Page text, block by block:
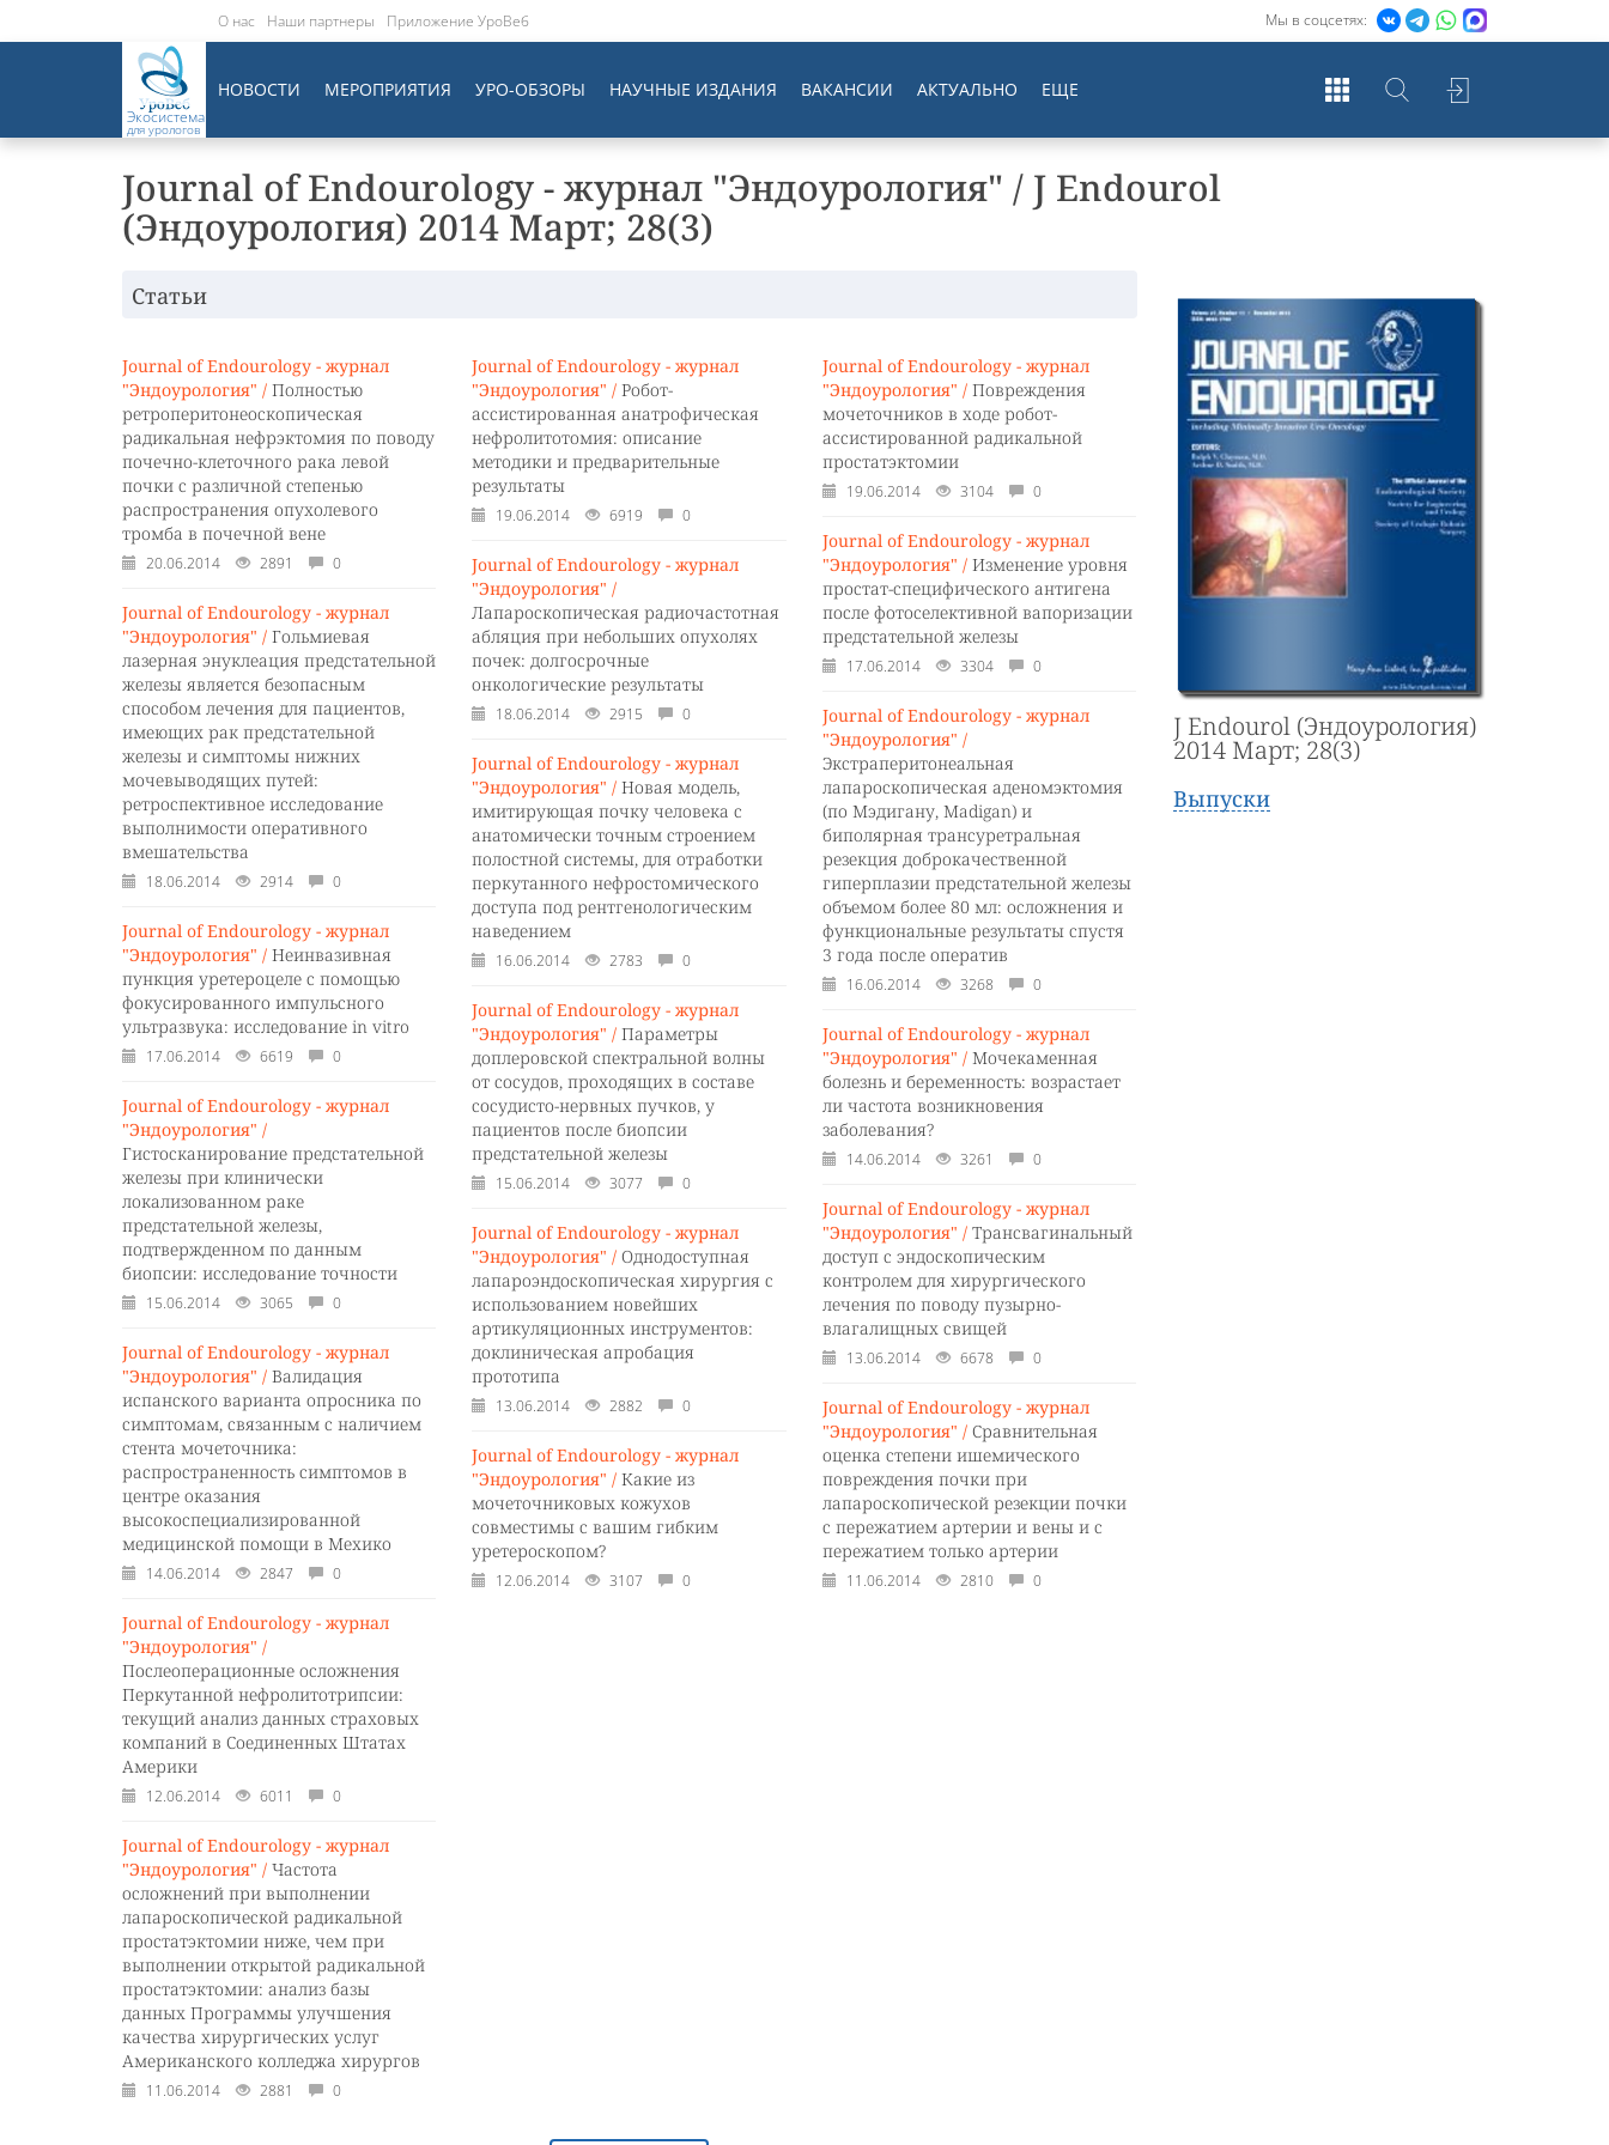
Мы в соцсетях:
О нас Наши партнеры Приложение УроВеб
Экосистема
для урологов
НОВОСТИ МЕРОПРИЯТИЯ УРО-ОБЗОРЫ НАУЧНЫЕ ИЗДАНИЯ ВАКАНСИИ АКТУАЛЬНО ЕЩЕ
Journal of Endourology - журнал "Эндоурология" / J Endourol
(Эндоурология) 2014 Март; 28(3)
Статьи
Journal of Endourology - журнал
"Эндоурология" / Полностью
ретроперитонеоскопическая
радикальная нефрэктомия по поводу
почечно-клеточного рака левой
почки с различной степенью
распространения опухолевого
тромба в почечной вене
20.06.2014 2891 0
Journal of Endourology - журнал
"Эндоурология" / Гольмиевая
лазерная энуклеация предстательной
железы является безопасным
способом лечения для пациентов,
имеющих рак предстательной
железы и симптомы нижних
мочевыводящих путей:
ретроспективное исследование
выполнимости оперативного
вмешательства
18.06.2014 2914 0
Journal of Endourology - журнал
"Эндоурология" / Неинвазивная
пункция уретероцеле с помощью
фокусированного импульсного
ультразвука: исследование in vitro
17.06.2014 6619 0
Journal of Endourology - журнал
"Эндоурология" /
Гистосканирование предстательной
железы при клинически
локализованном раке
предстательной железы,
подтвержденном по данным
биопсии: исследование точности
15.06.2014 3065 0
Journal of Endourology - журнал
"Эндоурология" / Валидация
испанского варианта опросника по
симптомам, связанным с наличием
стента мочеточника:
распространенность симптомов в
центре оказания
высокоспециализированной
медицинской помощи в Мехико
14.06.2014 2847 0
Journal of Endourology - журнал
"Эндоурология" /
Послеоперационные осложнения
Перкутанной нефролитотрипсии:
текущий анализ данных страховых
компаний в Соединенных Штатах
Америки
12.06.2014 6011 0
Journal of Endourology - журнал
"Эндоурология" / Частота
осложнений при выполнении
лапароскопической радикальной
простатэктомии ниже, чем при
выполнении открытой радикальной
простатэктомии: анализ базы
данных Программы улучшения
качества хирургических услуг
Американского колледжа хирургов
11.06.2014 2881 0
Journal of Endourology - журнал
"Эндоурология" / Робот-
ассистированная анатрофическая
нефролитотомия: описание
методики и предварительные
результаты
19.06.2014 6919 0
Journal of Endourology - журнал
"Эндоурология" /
Лапароскопическая радиочастотная
абляция при небольших опухолях
почек: долгосрочные
онкологические результаты
18.06.2014 2915 0
Journal of Endourology - журнал
"Эндоурология" / Новая модель,
имитирующая почку человека с
анатомически точным строением
полостной системы, для отработки
перкутанного нефростомического
доступа под рентгенологическим
наведением
16.06.2014 2783 0
Journal of Endourology - журнал
"Эндоурология" / Параметры
доплеровской спектральной волны
от сосудов, проходящих в составе
сосудисто-нервных пучков, у
пациентов после биопсии
предстательной железы
15.06.2014 3077 0
Journal of Endourology - журнал
"Эндоурология" / Однодоступная
лапароэндоскопическая хирургия с
использованием новейших
артикуляционных инструментов:
доклиническая апробация
прототипа
13.06.2014 2882 0
Journal of Endourology - журнал
"Эндоурология" / Какие из
мочеточниковых кожухов
совместимы с вашим гибким
уретероскопом?
12.06.2014 3107 0
Journal of Endourology - журнал
"Эндоурология" / Повреждения
мочеточников в ходе робот-
ассистированной радикальной
простатэктомии
19.06.2014 3104 0
Journal of Endourology - журнал
"Эндоурология" / Изменение уровня
простат-специфического антигена
после фотоселективной вапоризации
предстательной железы
17.06.2014 3304 0
Journal of Endourology - журнал
"Эндоурология" /
Экстраперитонеальная
лапароскопическая аденомэктомия
(по Мэдигану, Madigan) и
биполярная трансуретральная
резекция доброкачественной
гиперплазии предстательной железы
объемом более 80 мл: осложнения и
функциональные результаты спустя
3 года после оператив
16.06.2014 3268 0
Journal of Endourology - журнал
"Эндоурология" / Мочекаменная
болезнь и беременность: возрастает
ли частота возникновения
заболевания?
14.06.2014 3261 0
Journal of Endourology - журнал
"Эндоурология" / Трансвагинальный
доступ с эндоскопическим
контролем для хирургического
лечения по поводу пузырно-
влагалищных свищей
13.06.2014 6678 0
Journal of Endourology - журнал
"Эндоурология" / Сравнительная
оценка степени ишемического
повреждения почки при
лапароскопической резекции почки
с пережатием артерии и вены и с
пережатием только артерии
11.06.2014 2810 0
J Endourol (Эндоурология)
2014 Март; 28(3)
Выпуски